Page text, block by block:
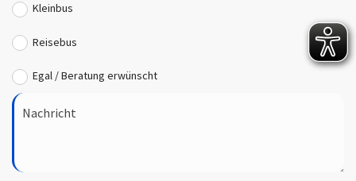
Kleinbus
Reisebus
Egal / Beratung erwünscht